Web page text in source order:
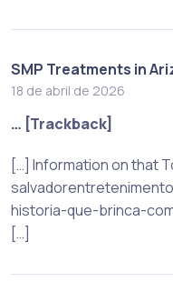
SMP Treatments in
18 de abril de 2026
… [Trackback]
[…] Information on that
historia-que-brinca-
[…]